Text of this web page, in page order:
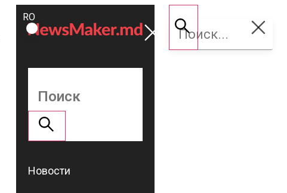
ROMÂNĂ
RU
Поддержать
NM
Новости